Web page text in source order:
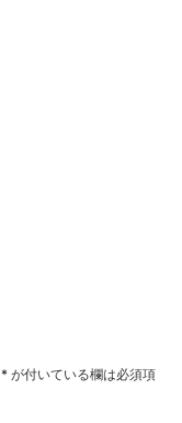
* が付いている欄は必須項